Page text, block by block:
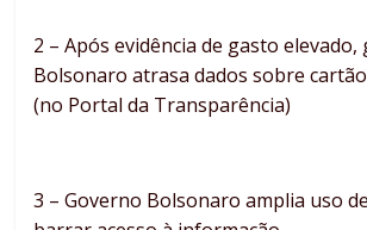
2 – Após evidência de gasto elevado,
Bolsonaro atrasa dados sobre
(no Portal da Transparência)
3 – Governo Bolsonaro amplia uso